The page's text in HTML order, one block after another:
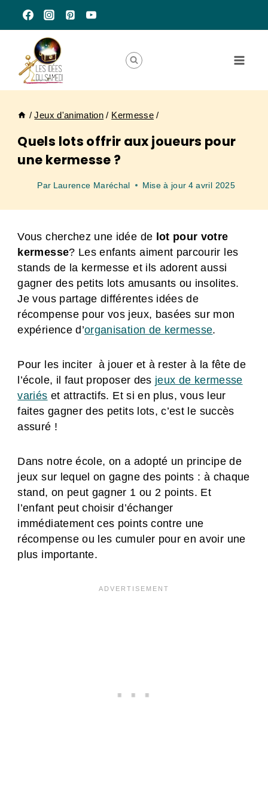
contenu
/ Jeux d'animation / Kermesse /
Quels lots offrir aux joueurs pour
une kermesse ?
Par Laurence Maréchal Mise à jour 4 avril 2025
Vous cherchez une idée de lot pour votre
kermesse? Les enfants aiment parcourir les
stands de la kermesse et ils adorent aussi
gagner des petits lots amusants ou insolites.
Je vous partage différentes idées de
récompense pour vos jeux, basées sur mon
expérience d’organisation de kermesse.
Pour les inciter à jouer et à rester à la fête de
l’école, il faut proposer des jeux de kermesse
variés et attractifs. Et si en plus, vous leur
faites gagner des petits lots, c’est le succès
assuré !
Dans notre école, on a adopté un principe de
jeux sur lequel on gagne des points : à chaque
stand, on peut gagner 1 ou 2 points. Et
l’enfant peut choisir d’échanger
immédiatement ces points contre une
récompense ou les cumuler pour en avoir une
plus importante.